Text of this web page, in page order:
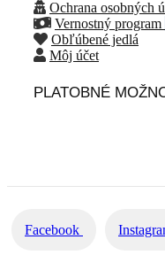
Ochrana osobných
Vernostný program
Obľúbené jedlá
Môj účet
PLATOBNÉ
Facebook